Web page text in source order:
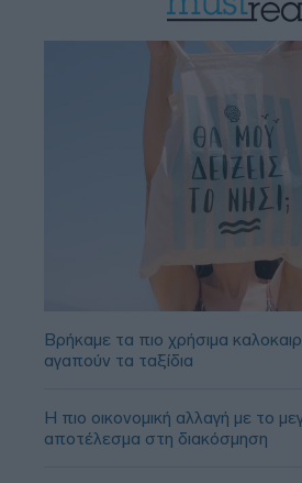
Βρήκαμε τα πιο χρήσιμα
αγαπούν τα ταξίδια
Η πιο οικονομική αλλαγή με το
αποτέλεσμα στη διακόσμηση